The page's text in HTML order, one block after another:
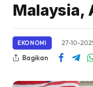
Malaysia,
EKONOMI 27-10-
Bagikan